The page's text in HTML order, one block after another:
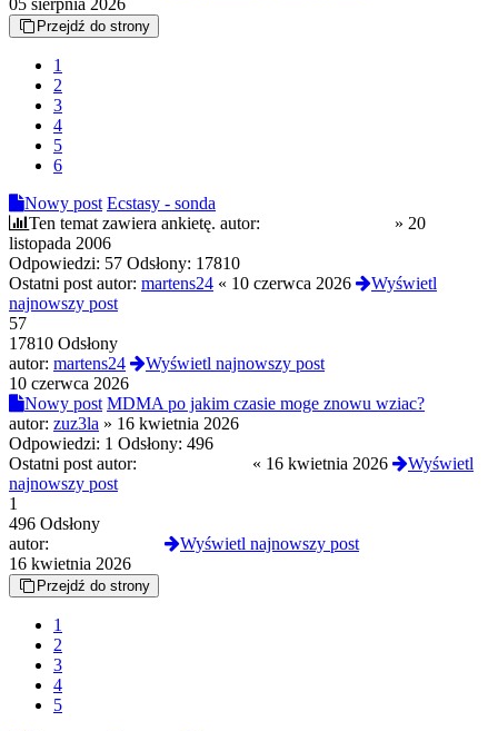
Przejdź do strony
1
2
3
4
5
6
Nowy post Ecstasy - sonda
Ten temat zawiera ankietę. autor: » 20
listopada 2006
Odpowiedzi: 57 Odsłony: 17810
Ostatni post autor: martens24 « 10 czerwca 2026
Wyświetl
najnowszy post
57
17810 Odsłony
autor: martens24
Wyświetl najnowszy post
10 czerwca 2026
Nowy post MDMA po jakim czasie moge znowu wziac?
autor: zuz3la » 16 kwietnia 2026
Odpowiedzi: 1 Odsłony: 496
Ostatni post autor:
« 16 kwietnia 2026
Wyświetl
najnowszy post
1
496 Odsłony
autor:
Wyświetl najnowszy post
16 kwietnia 2026
Przejdź do strony
1
2
3
4
5